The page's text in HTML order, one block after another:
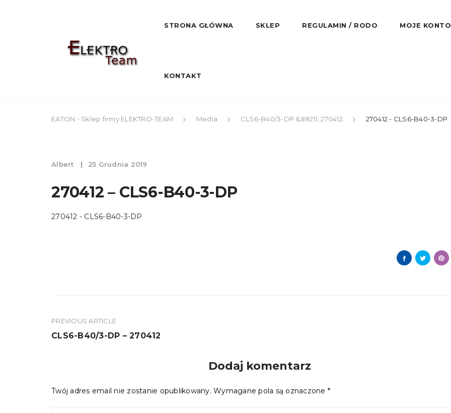
STRONA GŁÓWNA SKLEP REGULAMIN / RODO MOJE KONTO
KONTAKT
EATON - Sklep firmy ELEKTRO-TEAM Media CLS6-B40/3-DP &#8211; 270412 270412 - CLS6-B40-3-DP
Albert 25 Grudnia 2019
270412 – CLS6-B40-3-DP
270412 - CLS6-B40-3-DP
Nawigacja
PREVIOUS ARTICLE
CLS6-B40/3-DP – 270412
Dodaj komentarz
Twój adres email nie zostanie opublikowany. Wymagane pola są oznaczone *